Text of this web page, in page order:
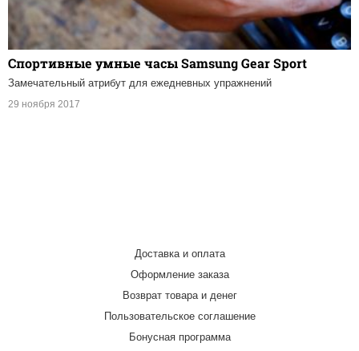
Спортивные умные часы Samsung Gear Sport
Замечательный атрибут для ежедневных упражнений
29 ноября 2017
Доставка и оплата
Оформление заказа
Возврат товара и денег
Пользовательское соглашение
Бонусная программа